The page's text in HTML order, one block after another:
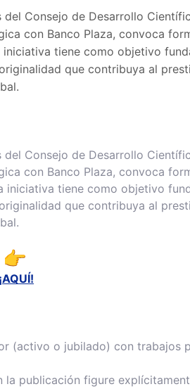
del Consejo de Desarrollo
con Banco Plaza, convoca
tiene como objetivo
que contribuya al
del Consejo de Desarrollo
con Banco Plaza, convoca
iniciativa tiene como objetivo
que contribuya al
¡AQUÍ!
(activo o jubilado) con trabajos
la publicación figure